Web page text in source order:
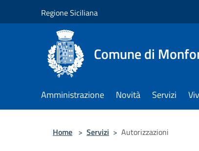
Regione Siciliana
Comune di
Amministrazione Novità Servizi
Home > Servizi > Autorizzazioni